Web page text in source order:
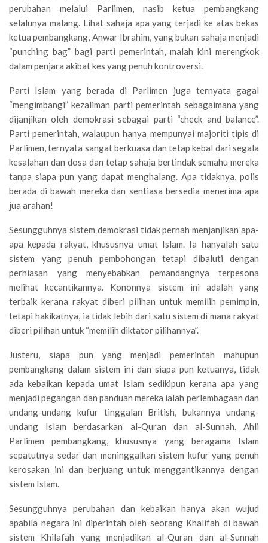
perubahan melalui Parlimen, nasib ketua pembangkang
selalunya malang. Lihat sahaja apa yang terjadi ke atas bekas
ketua pembangkang, Anwar Ibrahim, yang bukan sahaja menjadi
“punching bag” bagi parti pemerintah, malah kini merengkok
dalam penjara akibat kes yang penuh kontroversi.
Parti Islam yang berada di Parlimen juga ternyata gagal
“mengimbangi” kezaliman parti pemerintah sebagaimana yang
dijanjikan oleh demokrasi sebagai parti “check and balance”.
Parti pemerintah, walaupun hanya mempunyai majoriti tipis di
Parlimen, ternyata sangat berkuasa dan tetap kebal dari segala
kesalahan dan dosa dan tetap sahaja bertindak semahu mereka
tanpa siapa pun yang dapat menghalang. Apa tidaknya, polis
berada di bawah mereka dan sentiasa bersedia menerima apa
jua arahan!
Sesungguhnya sistem demokrasi tidak pernah menjanjikan apa-
apa kepada rakyat, khususnya umat Islam. Ia hanyalah satu
sistem yang penuh pembohongan tetapi dibaluti dengan
perhiasan yang menyebabkan pemandangnya terpesona
melihat kecantikannya. Kononnya sistem ini adalah yang
terbaik kerana rakyat diberi pilihan untuk memilih pemimpin,
tetapi hakikatnya, ia tidak lebih dari satu sistem di mana rakyat
diberi pilihan untuk “memilih diktator pilihannya”.
Justeru, siapa pun yang menjadi pemerintah mahupun
pembangkang dalam sistem ini dan siapa pun ketuanya, tidak
ada kebaikan kepada umat Islam sedikipun kerana apa yang
menjadi pegangan dan panduan mereka ialah perlembagaan dan
undang-undang kufur tinggalan British, bukannya undang-
undang Islam berdasarkan al-Quran dan al-Sunnah. Ahli
Parlimen pembangkang, khususnya yang beragama Islam
sepatutnya sedar dan meninggalkan sistem kufur yang penuh
kerosakan ini dan berjuang untuk menggantikannya dengan
sistem Islam.
Sesungguhnya perubahan dan kebaikan hanya akan wujud
apabila negara ini diperintah oleh seorang Khalifah di bawah
sistem Khilafah yang menjadikan al-Quran dan al-Sunnah